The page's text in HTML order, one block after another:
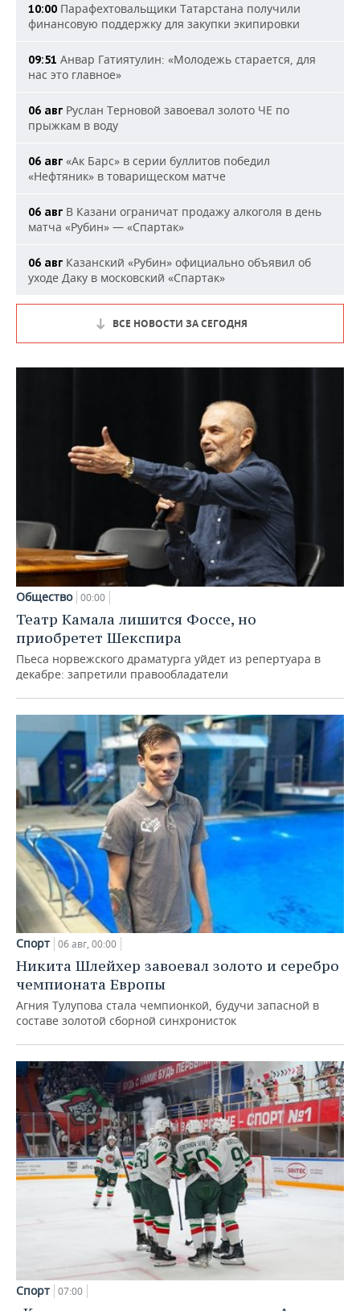
10:00 Парафехтовальщики Татарстана получили
финансовую поддержку для закупки экипировки
09:51 Анвар Гатиятулин: «Молодежь старается, для
нас это главное»
06 авг Руслан Терновой завоевал золото ЧЕ по
прыжкам в воду
06 авг «Ак Барс» в серии буллитов победил
«Нефтяник» в товарищеском матче
06 авг В Казани ограничат продажу алкоголя в день
матча «Рубин» — «Спартак»
06 авг Казанский «Рубин» официально объявил об
уходе Даку в московский «Спартак»
ВСЕ НОВОСТИ ЗА СЕГОДНЯ
Общество 00:00
Театр Камала лишится Фоссе, но
приобретет Шекспира
Пьеса норвежского драматурга уйдет из репертуара в
декабре: запретили правообладатели
Спорт 06 авг, 00:00
Никита Шлейхер завоевал золото и серебро
чемпионата Европы
Агния Тулупова стала чемпионкой, будучи запасной в
составе золотой сборной синхронисток
Спорт 07:00